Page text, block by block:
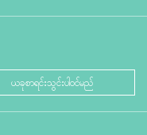
ယခုစာရင်းသွင်းပါဝင်မည်